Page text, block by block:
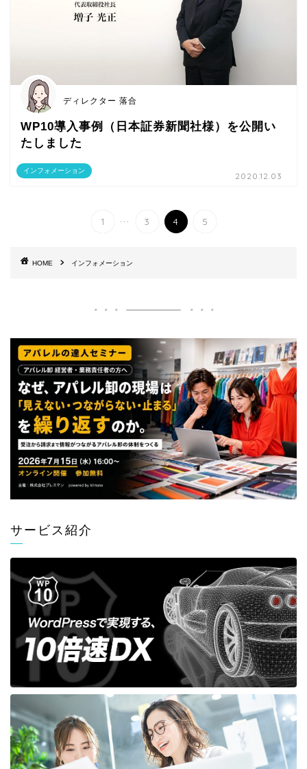
インフォメーション
ディレクター 落合
WP10導入事例（日本証券新聞社様）を公開い
たしました
2020.12.03
1 ... 3 4 5
HOME インフォメーション
サービス紹介